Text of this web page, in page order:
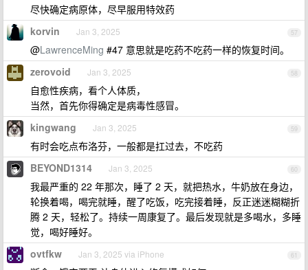
尽快确定病原体，尽早服用特效药
57
korvin Jan 3, 2025
@LawrenceMing #47 意思就是吃药不吃药一样的恢复时间。
58
zerovoid Jan 3, 2025
自愈性疾病，看个人体质，
当然，首先你得确定是病毒性感冒。
59
kingwang Jan 3, 2025
有时会吃点布洛芬，一般都是扛过去，不吃药
60
BEYOND1314 Jan 3, 2025
我最严重的 22 年那次，睡了 2 天，就把热水，牛奶放在身边，
轮换着喝，喝完就睡，醒了吃饭，吃完接着睡，反正迷迷糊糊折
腾 2 天，轻松了。持续一周康复了。最后发现就是多喝水，多睡
觉，喝好睡好。
61
ovtfkw Jan 3, 2025 via iPhone